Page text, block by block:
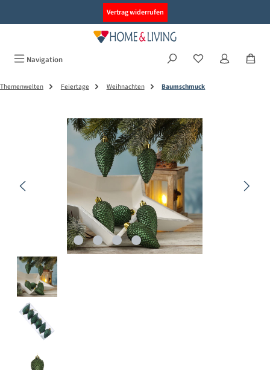
Vertrag widerrufen
Navigation
Themenwelten Feiertage Weihnachten Baumschmuck
Bildergalerie überspringen